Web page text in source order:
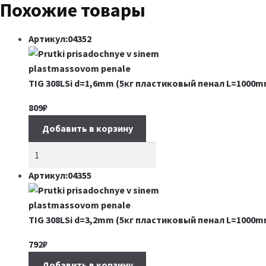
Похожие товары
Артикул:04352
TIG 308LSi d=1,6mm (5кг пластиковый пенал
809₽
Добавить в корзину
Артикул:04355
TIG 308LSi d=3,2mm (5кг пластиковый пенал
792₽